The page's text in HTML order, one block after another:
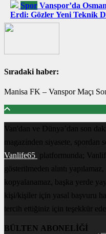
Spor Vanspor’da
Erdi: Gözler Yeni Teknik
Sıradaki haber:
Manisa FK – Vanspor Maçı
Van'dan ve Dünya’dan son
magazinden siyasete, spordan
Vanlife65 platformunda;
gösterilmeden alıntı
kopyalanamaz, başka yerde
kişi/kişiler için yasal başvuru
tercih ettiğiniz için teşekkür
BÜLTEN ABONELİĞİ